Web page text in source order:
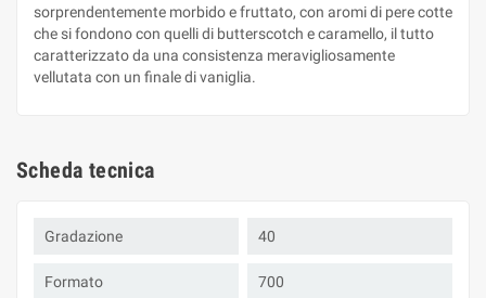
sorprendentemente morbido e fruttato, con aromi di pere cotte
che si fondono con quelli di butterscotch e caramello, il tutto
caratterizzato da una consistenza meravigliosamente
vellutata con un finale di vaniglia.
Scheda tecnica
Gradazione 40
Formato 700